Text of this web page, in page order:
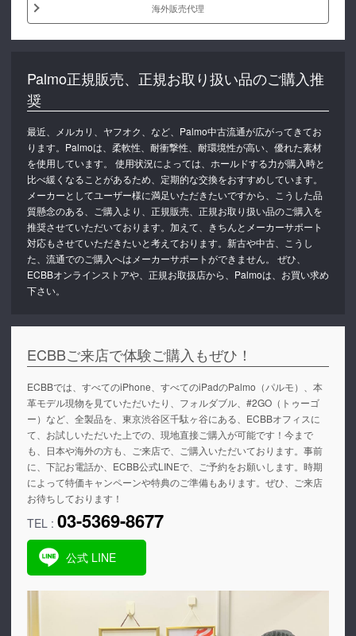
海外販売代理
Palmo正規販売、正規お取り扱い品のご購入推
奨
最近、メルカリ、ヤフオク、など、Palmo中古流通が広がってきてお
ります。Palmoは、柔軟性、耐衝撃性、耐環境性が高い、優れた素材
を使用しています。 使用状況によっては、ホールドする力が購入時と
比べ緩くなることがあるため、定期的な交換をおすすめしています。
メーカーとしてユーザー様に満足いただきたいですから、こうした品
質懸念のある、ご購入より、正規販売、正規お取り扱い品のご購入を
推奨させていただいております。加えて、きちんとメーカーサポート
対応もさせていただきたいと考えております。新古や中古、こうし
た、流通でのご購入へはメーカーサポートができません。 ぜひ、
ECBBオンラインストアや、正規お取扱店から、Palmoは、お買い求め
下さい。
ECBBご来店で体験ご購入もぜひ！
ECBBでは、すべてのiPhone、すべてのiPadのPalmo（パルモ）、本
革モデル現物を見ていただいたり、フォルダブル、#2GO（トゥーゴ
ー）など、全製品を、東京渋谷区千駄ヶ谷にある、ECBBオフィスに
て、お試しいただいた上での、現地直接ご購入が可能です！今まで
も、日本や海外の方も、ご来店で、ご購入いただいております。事前
に、下記お電話か、ECBB公式LINEで、ご予約をお願いします。時期
によって特価キャンペーンや特典のご準備もあります。ぜひ、ご来店
お待ちしております！
TEL : 03-5369-8677
公式 LINE